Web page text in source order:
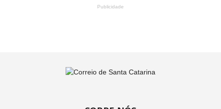
Publicidade